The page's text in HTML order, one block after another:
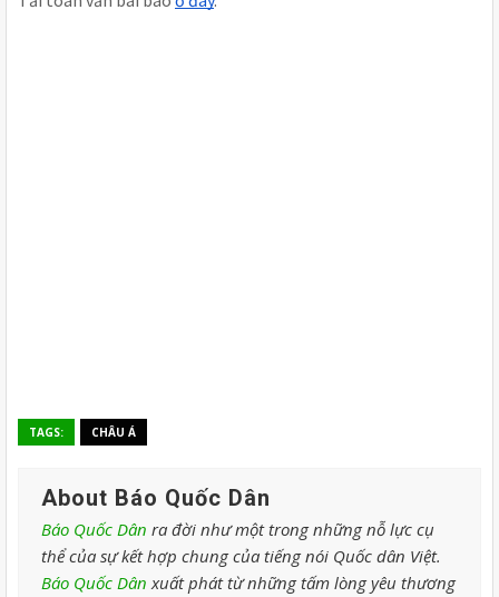
TAGS: CHÂU Á
About Báo Quốc Dân
Báo Quốc Dân ra đời như một trong những nỗ lực cụ
thể của sự kết hợp chung của tiếng nói Quốc dân Việt.
Báo Quốc Dân xuất phát từ những tấm lòng yêu thương